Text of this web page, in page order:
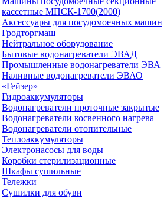
кассетные МПСК-1700(2000)
Аксессуары для посудомоечных машин
Гродторгмаш
Нейтральное оборудование
Бытовые водонагреватели ЭВАД
Промышленные водонагреватели ЭВА
Наливные водонагреватели ЭВАО
«Гейзер»
Гидроаккумуляторы
Водонагреватели проточные закрытые
Водонагреватели косвенного нагрева
Водонагреватели отопительные
Теплоаккумуляторы
Электронасосы для воды
Коробки стерилизационные
Шкафы сушильные
Тележки
Сушилки для обуви